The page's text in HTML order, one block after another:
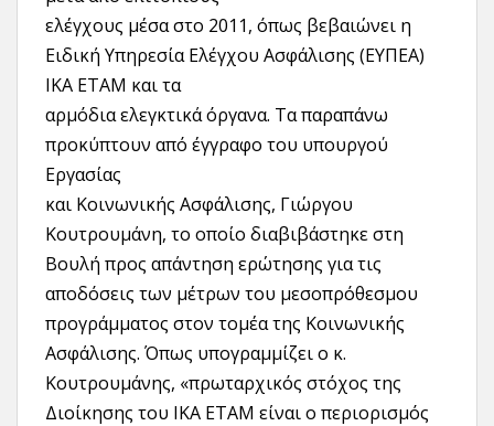
ελέγχους μέσα στο 2011, όπως βεβαιώνει η
Ειδική Υπηρεσία Ελέγχου Ασφάλισης (ΕΥΠΕΑ)
ΙΚΑ ΕΤΑΜ και τα
αρμόδια ελεγκτικά όργανα. Τα παραπάνω
προκύπτουν από έγγραφο του υπουργού
Εργασίας
και Κοινωνικής Ασφάλισης, Γιώργου
Κουτρουμάνη, το οποίο διαβιβάστηκε στη
Βουλή προς απάντηση ερώτησης για τις
αποδόσεις των μέτρων του μεσοπρόθεσμου
προγράμματος στον τομέα της Κοινωνικής
Ασφάλισης. Όπως υπογραμμίζει ο κ.
Κουτρουμάνης, «πρωταρχικός στόχος της
Διοίκησης του ΙΚΑ ΕΤΑΜ είναι ο περιορισμός